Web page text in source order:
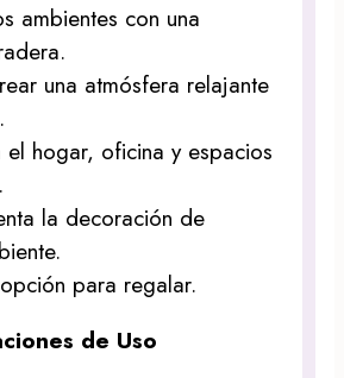
ambientes con una
una atmósfera relajante
hogar, oficina y espacios
la decoración de
para regalar.
de Uso